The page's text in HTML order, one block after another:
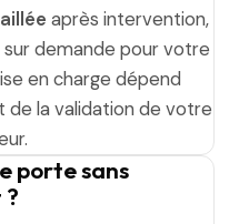
après intervention,
demande pour votre
en charge dépend
la validation de votre
porte sans